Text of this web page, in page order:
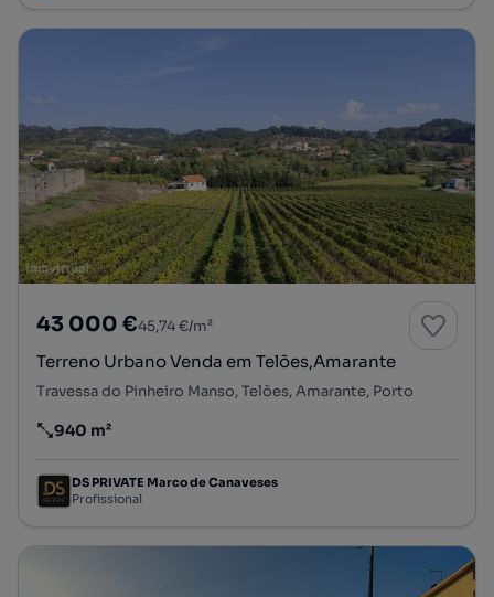
43 000 €45,74 €/m²
Terreno Urbano Venda em Telões,Amarante
Travessa do Pinheiro Manso, Telões, Amarante, Porto
Preço por metro quadrado
940 m²
DS PRIVATE Marco de Canaveses
Profissional